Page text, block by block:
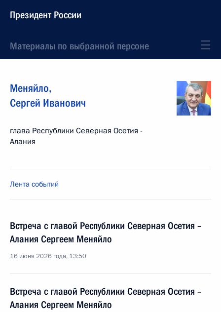
Президент России
Материалы по выбранной персоне
Меняйло,
Сергей Иванович
глава Республики Северная Осетия -
Алания
Лента событий
Встреча с главой Республики Северная Осетия –
Алания Сергеем Меняйло
16 июня 2026 года, 13:50
Встреча с главой Республики Северная Осетия –
Алания Сергеем Меняйло